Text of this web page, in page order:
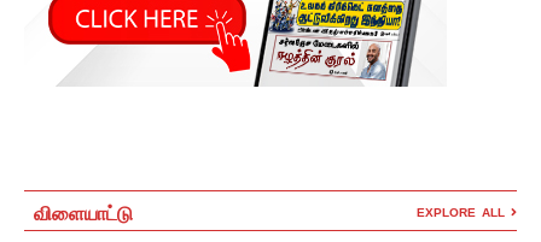
விளையாட்டு EXPLORE ALL